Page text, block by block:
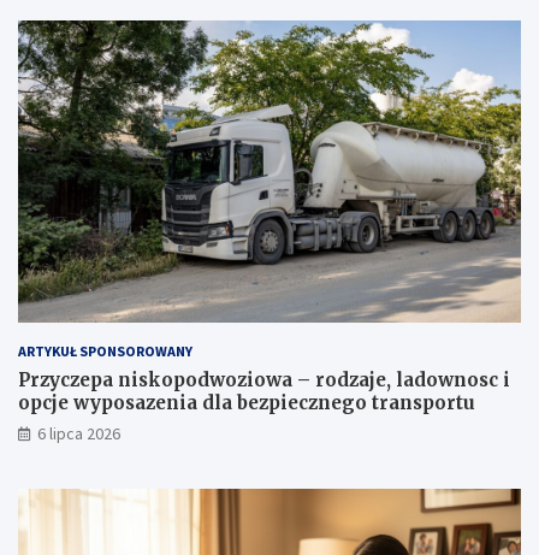
ARTYKUŁ SPONSOROWANY
Przyczepa niskopodwoziowa – rodzaje, ladownosc i
opcje wyposazenia dla bezpiecznego transportu
6 lipca 2026